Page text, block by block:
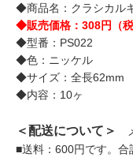
◆商品名：クラシカル
◆販売価格：308円（税
◆型番：PS022
◆色：ニッケル
◆サイズ：全長62mm
◆内容：10ヶ
＜配送について＞
■送料：600円です。合